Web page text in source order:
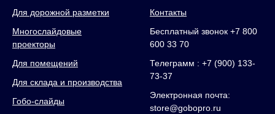
Для дорожной разметки
Многослайдовые
проекторы
Для помещений
Для склада и производства
Гобо-слайды
Контакты
Бесплатный звонок +7 800
600 33 70
Телеграмм : +7 (900) 133-
73-37
Электронная почта:
store@gobopro.ru